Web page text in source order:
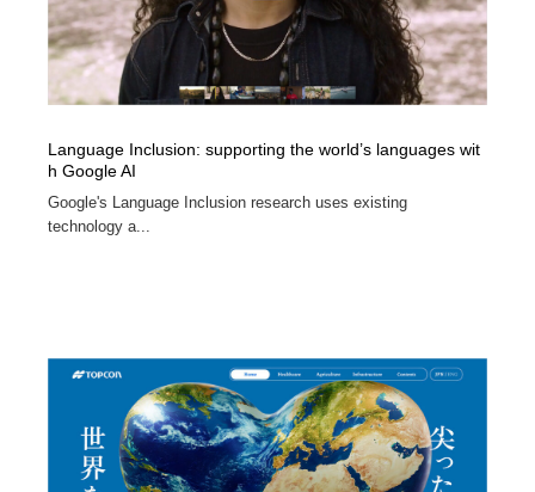
Language Inclusion: supporting the world’s languages wit
h Google AI
Google's Language Inclusion research uses existing
technology a...